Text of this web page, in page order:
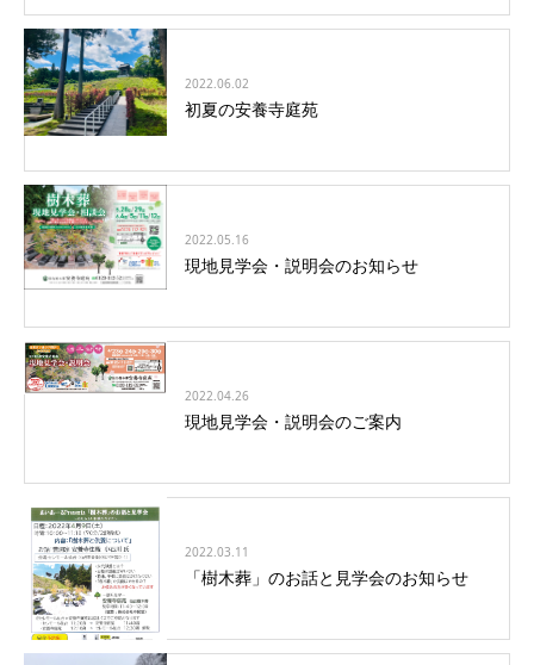
2022.06.02
初夏の安養寺庭苑
2022.05.16
現地見学会・説明会のお知らせ
2022.04.26
現地見学会・説明会のご案内
2022.03.11
「樹木葬」のお話と見学会のお知らせ